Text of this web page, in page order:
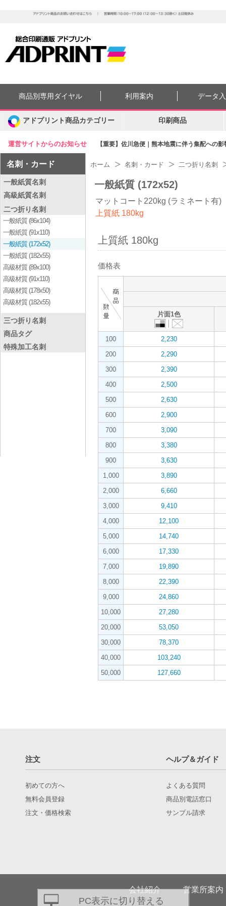
運営サイトからのお知らせ 【重要】佐川急便｜熊本地震に伴う集配への
商品別専用ダイヤル 利用案内 データ
アドプリント商品カテゴリー 印刷商品
名刺・カード
一般紙質名刺
高級紙質名刺
二つ折り名刺
一般紙質 (86x104)
一般紙質 (91x110)
一般紙質 (172x52)
一般紙質 (182x55)
高級材質 (89x100)
高級材質 (91x110)
高級材質 (178x50)
高級材質 (182x55)
三つ折り名刺
商品タグ
特殊加工名刺
ホーム 名刺・カード 二つ折り名刺
一般紙質 (172x52)
マットコート220kg (ラミネート有)
上質紙 180kg
上質紙 180kg
価格表
片面1色
100
2,230
200
2,290
300
2,390
400
2,500
500
2,630
600
2,900
700
3,090
800
3,380
900
3,630
1,000
3,890
2,000
6,660
3,000
9,410
4,000
12,100
5,000
14,740
6,000
17,330
7,000
19,890
8,000
22,390
9,000
24,860
10,000
27,280
20,000
53,050
30,000
78,370
40,000
103,240
50,000
127,660
注文 ヘルプ＆ガイド
初めての方へ
無料会員登録
注文・価格検索
よくある質問
商品別電話窓口
サンプル請求
会社紹介 営業所案内
PC表示に切り替える